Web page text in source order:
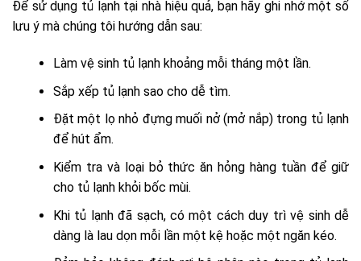
Để sử dụng tủ lạnh tại nhà hiệu quả, bạn hãy ghi nhớ một số
lưu ý mà chúng tôi hướng dẫn sau:
Làm vệ sinh tủ lạnh khoảng mỗi tháng một lần.
Sắp xếp tủ lạnh sao cho dễ tìm.
Đặt một lọ nhỏ đựng muối nở (mở nắp) trong tủ lạnh
để hút ẩm.
Kiểm tra và loại bỏ thức ăn hỏng hàng tuần để giữ
cho tủ lạnh khỏi bốc mùi.
Khi tủ lạnh đã sạch, có một cách duy trì vệ sinh dễ
dàng là lau dọn mỗi lần một kệ hoặc một ngăn kéo.